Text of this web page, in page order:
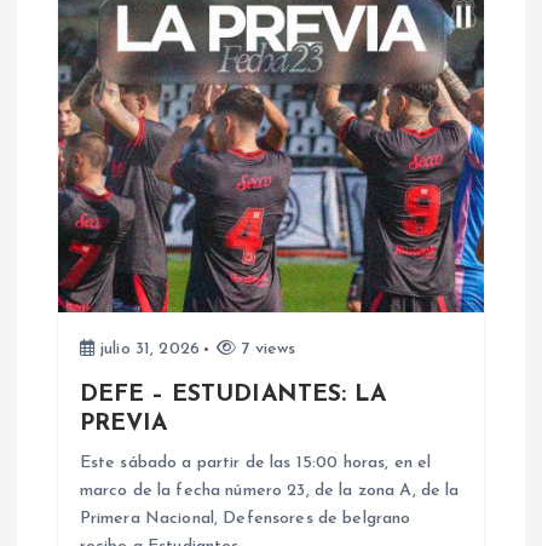
c
ó
n
d
julio 31, 2026 7 views
DEFE – ESTUDIANTES: LA
PREVIA
Este sábado a partir de las 15:00 horas, en el
marco de la fecha número 23, de la zona A, de la
Primera Nacional, Defensores de belgrano